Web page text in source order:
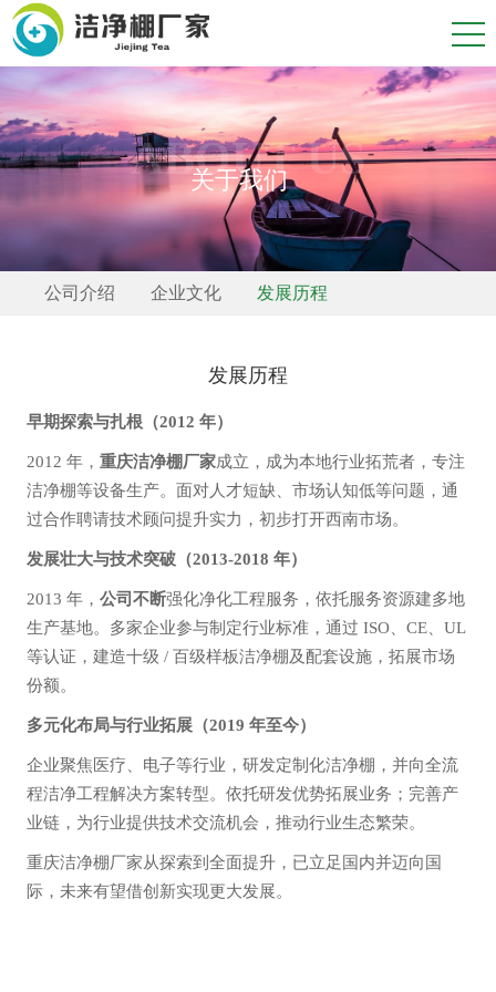
ABOUT US
关于我们
公司介绍 企业文化 发展历程
发展历程
早期探索与扎根（2012 年）
2012 年， 重庆洁净棚厂家成立，成为本地行业拓荒者，专注
洁净棚等设备生产。面对人才短缺、市场认知低等问题，通
过合作聘请技术顾问提升实力，初步打开西南市场。
发展壮大与技术突破（2013-2018 年）
2013 年， 公司不断强化净化工程服务，依托服务资源建多地
生产基地。多家企业参与制定行业标准，通过 ISO、CE、UL
等认证，建造十级 / 百级样板洁净棚及配套设施，拓展市场
份额。
多元化布局与行业拓展（2019 年至今）
企业聚焦医疗、电子等行业，研发定制化洁净棚，并向全流
程洁净工程解决方案转型。 依托研发优势拓展业务； 完善产
业链，为行业提供技术交流机会，推动行业生态繁荣。
重庆洁净棚厂家从探索到全面提升，已立足国内并迈向国
际，未来有望借创新实现更大发展。